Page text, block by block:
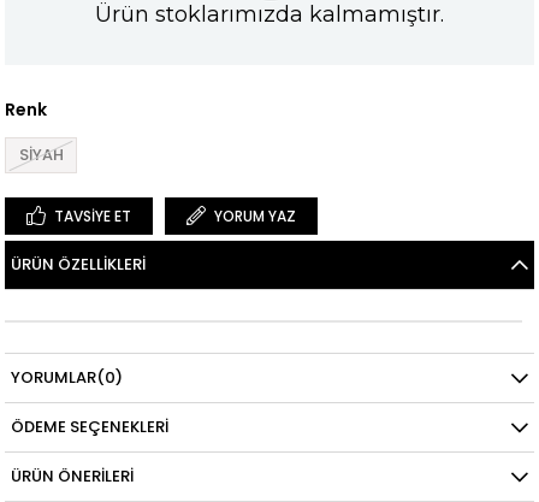
Ürün stoklarımızda kalmamıştır.
Renk
SİYAH
TAVSIYE ET YORUM YAZ
ÜRÜN ÖZELLIKLERI
YORUMLAR(0)
ÖDEME SEÇENEKLERI
ÜRÜN ÖNERILERI